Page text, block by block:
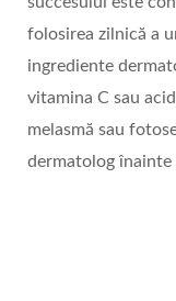
folosirea zilnică a
ingrediente
vitamina C sau
melasmă sau
dermatolog înainte